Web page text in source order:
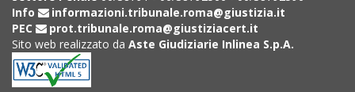
Info
informazioni.tribunale.roma@giustizia.it
PEC
prot.tribunale.roma@giustiziacert.it
Sito web realizzato da Aste Giudiziarie Inlinea S.p.A.